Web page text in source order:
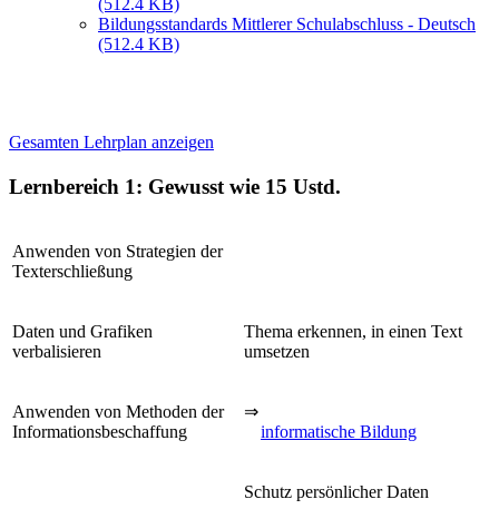
(512.4 KB)
Bildungsstandards Mittlerer Schulabschluss - Deutsch
(512.4 KB)
Gesamten Lehrplan anzeigen
Lernbereich 1: Gewusst wie 15 Ustd.
Anwenden von Strategien der
Texterschließung
Daten und Grafiken
verbalisieren
Thema erkennen, in einen Text
umsetzen
Anwenden von Methoden der
Informationsbeschaffung
⇒
informatische Bildung
Schutz persönlicher Daten